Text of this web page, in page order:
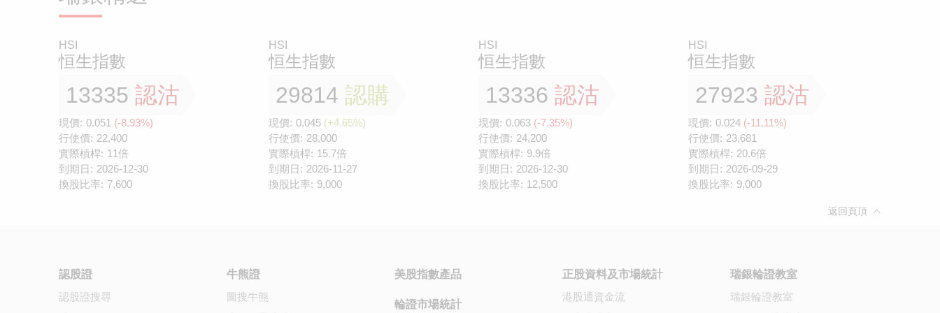
HSI
恒生指數
13335 認沽
現價: 0.051 (-8.93%)
行使價: 22,400
實際槓桿: 11倍
到期日: 2026-12-30
換股比率: 7,600
HSI
恒生指數
29814 認購
現價: 0.045 (+4.65%)
行使價: 28,000
實際槓桿: 15.7倍
到期日: 2026-11-27
換股比率: 9,000
HSI
恒生指數
13336 認沽
現價: 0.063 (-7.35%)
行使價: 24,200
實際槓桿: 9.9倍
到期日: 2026-12-30
換股比率: 12,500
HSI
恒生指數
27923 認沽
現價: 0.024 (-11.11%)
行使價: 23,681
實際槓桿: 20.6倍
到期日: 2026-09-29
換股比率: 9,000
返回頁頂
認股證
認股證搜尋
牛熊證
圖搜牛熊
美股指數產品
輪證市場統計
正股資料及市場統計
港股通資金流
瑞銀輪證教室
瑞銀輪證教室